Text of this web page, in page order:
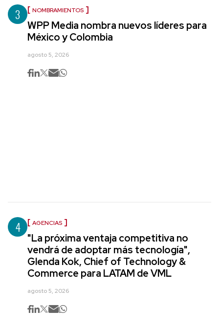
3 NOMBRAMIENTOS
WPP Media nombra nuevos líderes para
México y Colombia
agosto 5, 2026
4 AGENCIAS
"La próxima ventaja competitiva no
vendrá de adoptar más tecnología",
Glenda Kok, Chief of Technology &
Commerce para LATAM de VML
agosto 5, 2026